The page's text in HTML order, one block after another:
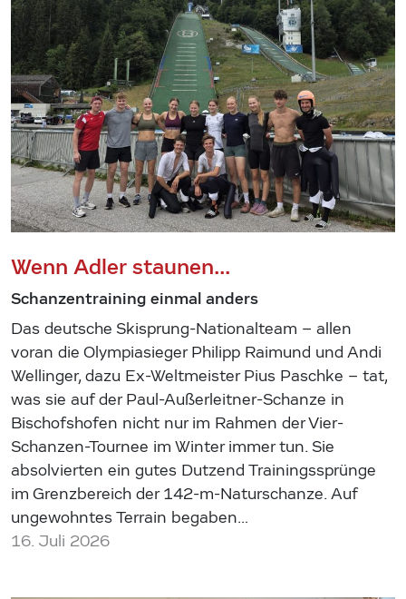
Wenn Adler staunen...
Schanzentraining einmal anders
Das deutsche Skisprung-Nationalteam – allen
voran die Olympiasieger Philipp Raimund und Andi
Wellinger, dazu Ex-Weltmeister Pius Paschke – tat,
was sie auf der Paul-Außerleitner-Schanze in
Bischofshofen nicht nur im Rahmen der Vier-
Schanzen-Tournee im Winter immer tun. Sie
absolvierten ein gutes Dutzend Trainingssprünge
im Grenzbereich der 142-m-Naturschanze. Auf
ungewohntes Terrain begaben…
16. Juli 2026